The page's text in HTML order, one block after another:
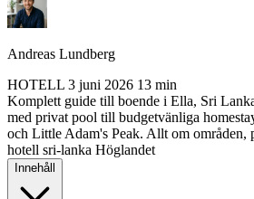
Andreas Lundberg
HOTELL 3 juni 2026 13 min
Komplett guide till boende i Ella, Sri
med privat pool till budgetvänliga
och Little Adam's Peak. Allt om områden,
hotell sri-lanka Höglandet
Innehåll